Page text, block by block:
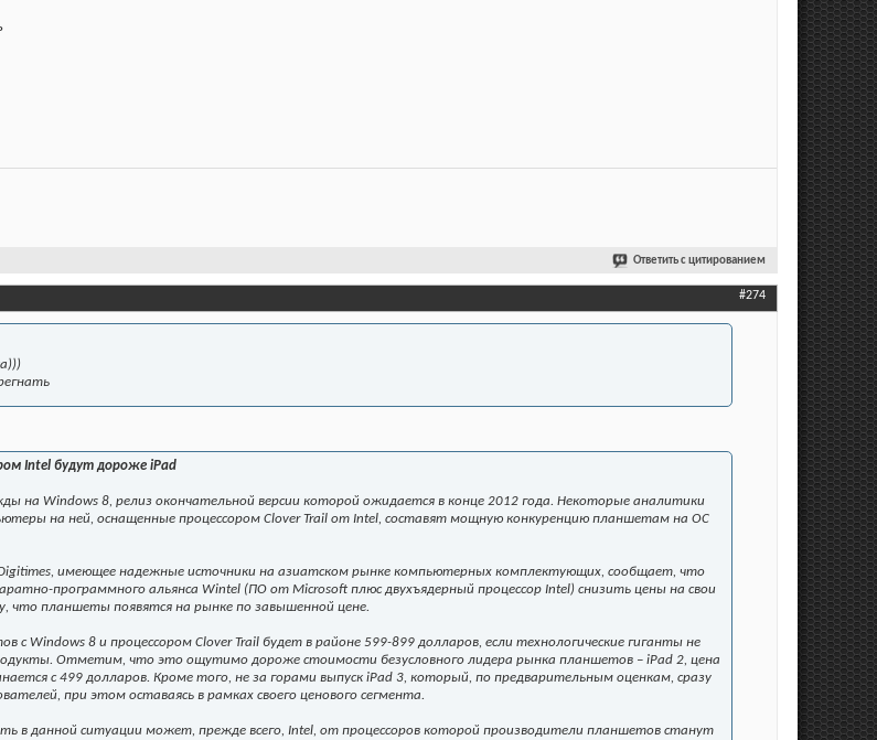
Ответить с цитированием
#274
Intel будут дороже iPad
на Windows 8, релиз окончательной версии которой ожидается в конце 2012 года. Некоторые аналитики
на ней, оснащенные процессором Clover Trail от Intel, составят мощную конкуренцию планшетам на ОС
имеющее надежные источники на азиатском рынке компьютерных комплектующих, сообщает, что
программного альянса Wintel (ПО от Microsoft плюс двухъядерный процессор Intel) снизить цены на свои
планшеты появятся на рынке по завышенной цене.
Windows 8 и процессором Clover Trail будет в районе 599-899 долларов, если технологические гиганты не
Отметим, что это ощутимо дороже стоимости безусловного лидера рынка планшетов – iPad 2, цена
с 499 долларов. Кроме того, не за горами выпуск iPad 3, который, по предварительным оценкам, сразу
при этом оставаясь в рамках своего ценового сегмента.
в данной ситуации может, прежде всего, Intel, от процессоров которой производители планшетов станут